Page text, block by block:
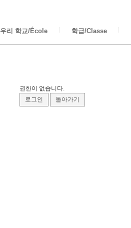
우리 학교/École 학급/Classe
권한이 없습니다.
로그인
돌아가기